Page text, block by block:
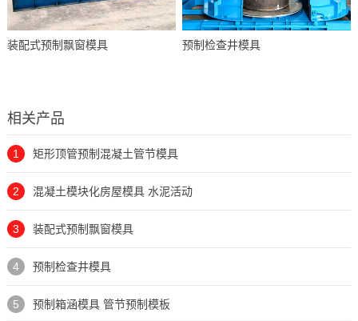
装配式预制飘窗模具 预制检查井模具
相关产品
1 矩形顶管预制混凝土管节模具
2 混凝土模块化房屋模具 水泥活动
3 装配式预制飘窗模具
4 预制检查井模具
5 预制箱涵模具 管节预制模板